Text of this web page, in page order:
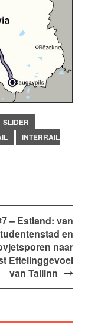
SLIDER
INTERRAIL
– Estland: van
en
naar
Eftelinggevoel
van Tallinn